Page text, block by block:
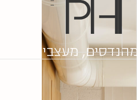
מעצבים, יוצרים